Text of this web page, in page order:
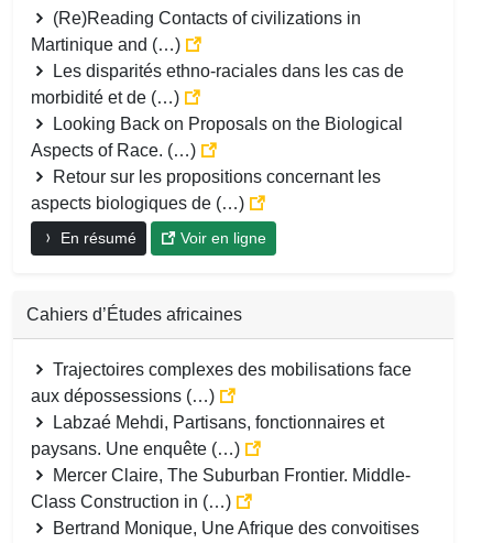
(Re)Reading Contacts of civilizations in
Martinique and (…)
Les disparités ethno-raciales dans les cas de
morbidité et de (…)
Looking Back on Proposals on the Biological
Aspects of Race. (…)
Retour sur les propositions concernant les
aspects biologiques de (…)
En résumé Voir en ligne
Cahiers d’Études africaines
Trajectoires complexes des mobilisations face
aux dépossessions (…)
Labzaé Mehdi, Partisans, fonctionnaires et
paysans. Une enquête (…)
Mercer Claire, The Suburban Frontier. Middle-
Class Construction in (…)
Bertrand Monique, Une Afrique des convoitises